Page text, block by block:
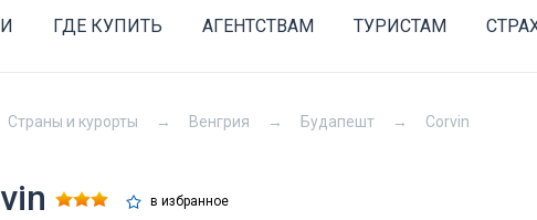
ГДЕ КУПИТЬ АГЕНТСТВАМ ТУРИСТАМ
Страны и курорты Венгрия Будапешт Corvin
в избранное